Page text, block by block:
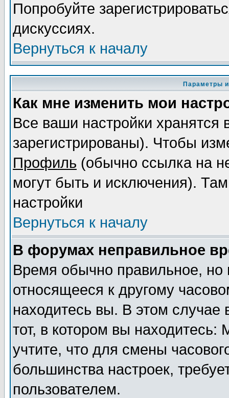
Попробуйте
дискуссиях.
Вернуться к началу
Параметры
Как мне изменить мои
Все ваши настройки
зарегистрированы). Чтобы
Профиль (обычно ссылка на
могут быть и исключения).
настройки
Вернуться к началу
В форумах неправильное
Время обычно правильное,
относящееся к другому
находитесь вы. В этом
тот, в котором вы
учтите, что для смены
большинства настроек,
пользователем.